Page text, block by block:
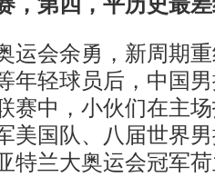
会余勇，新周期重
年轻球员后，中国
赛中，小伙们在主
美国队、八届世界
特兰大奥运会冠军